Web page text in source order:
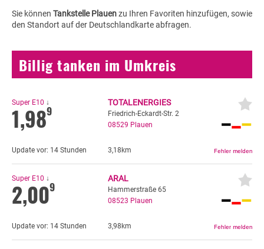
Sie können Tankstelle Plauenzu Ihren Favoriten hinzufügen, sowie
den Standort auf der Deutschlandkarte abfragen.
Billig tanken im Umkreis
Super E10 ↓
1,989
TOTALENERGIES
Friedrich-Eckardt-Str. 2
08529 Plauen
Update vor: 14 Stunden 3,18km
Super E10 ↓
2,009
ARAL
Hammerstraße 65
08523 Plauen
Update vor: 14 Stunden 3,98km